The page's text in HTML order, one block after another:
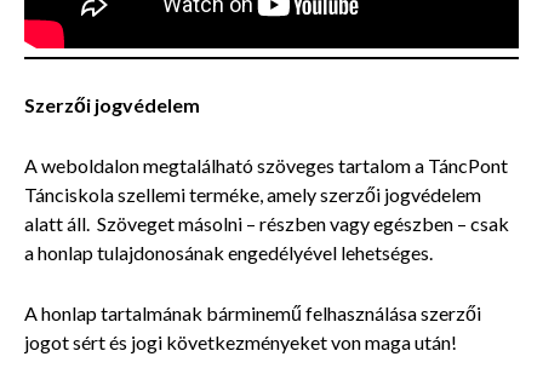
Szerzői jogvédelem
A weboldalon megtalálható szöveges tartalom a TáncPont
Tánciskola szellemi terméke, amely szerzői jogvédelem
alatt áll. Szöveget másolni – részben vagy egészben – csak
a honlap tulajdonosának engedélyével lehetséges.
A honlap tartalmának bárminemű felhasználása szerzői
jogot sért és jogi következményeket von maga után!